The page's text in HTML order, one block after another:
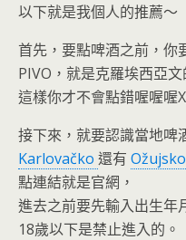
以下就是我個人的推薦～
首先，要點啤酒之前，你
PIVO，就是克羅埃西亞文
這樣你才不會點錯喔喔喔
接下來，就要認識當地啤
Karlovačko 還有 Ožujsko
點連結就是官網，
進去之前要先輸入出生年
18歲以下是禁止進入的。